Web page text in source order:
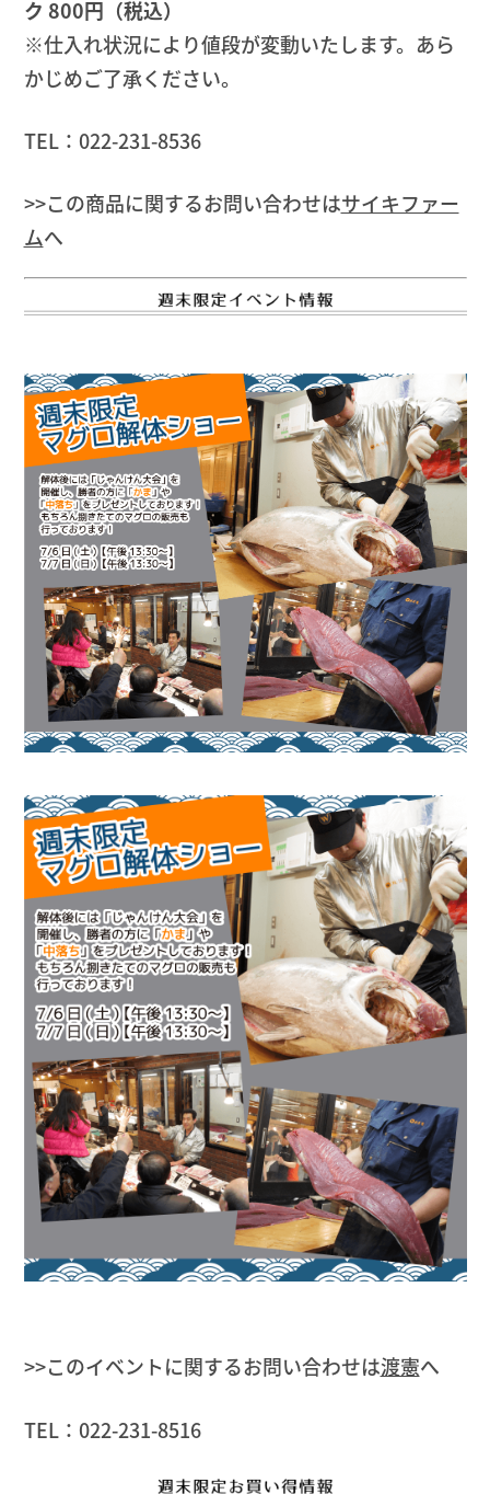
ク 800円（税込）
※仕入れ状況により値段が変動いたします。あら
かじめご了承ください。
TEL：022-231-8536
>>この商品に関するお問い合わせはサイキファー
ムへ
>>このイベントに関するお問い合わせは渡憲へ
TEL：022-231-8516